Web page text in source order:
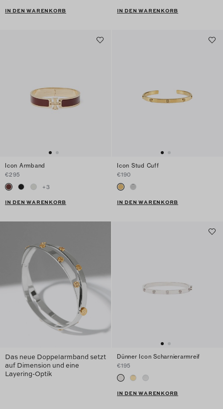
IN DEN WARENKORB IN DEN WARENKORB
Icon Armband
€295
+3
IN DEN WARENKORB
Icon Stud Cuff
€190
IN DEN WARENKORB
Das neue Doppelarmband setzt
auf Dimension und eine
Layering-Optik
Dünner Icon Scharnierarmreif
€195
IN DEN WARENKORB